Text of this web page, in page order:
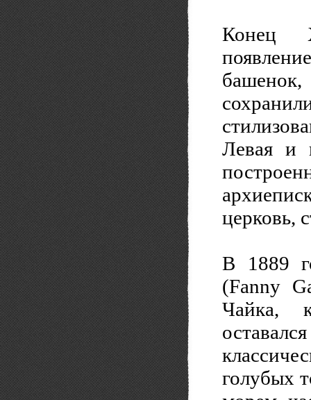
Конец
Левая и
церковь,
В 1889
(Fanny
Чайка,
голубых